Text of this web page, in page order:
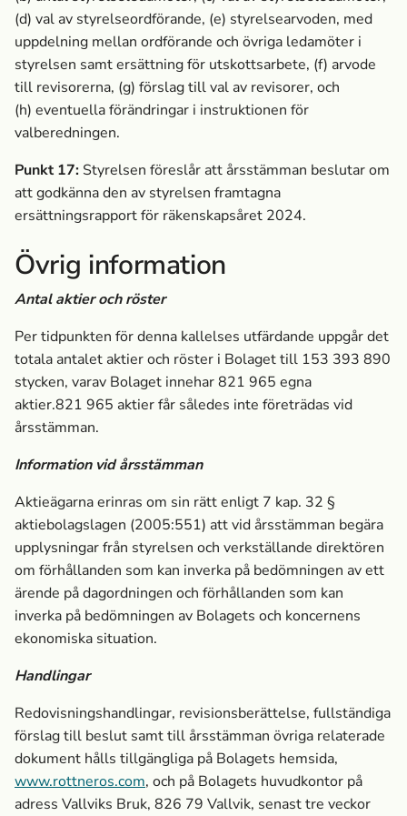
(d) val av styrelseordförande, (e) styrelsearvoden, med
uppdelning mellan ordförande och övriga ledamöter i
styrelsen samt ersättning för utskottsarbete, (f) arvode
till revisorerna, (g) förslag till val av revisorer, och
(h) eventuella förändringar i instruktionen för
valberedningen.
Punkt 17: Styrelsen föreslår att årsstämman beslutar om
att godkänna den av styrelsen framtagna
ersättningsrapport för räkenskapsåret 2024.
Övrig information
Antal aktier och röster
Per tidpunkten för denna kallelses utfärdande uppgår det
totala antalet aktier och röster i Bolaget till 153 393 890
stycken, varav Bolaget innehar 821 965 egna
aktier.821 965 aktier får således inte företrädas vid
årsstämman.
Information vid årsstämman
Aktieägarna erinras om sin rätt enligt 7 kap. 32 §
aktiebolagslagen (2005:551) att vid årsstämman begära
upplysningar från styrelsen och verkställande direktören
om förhållanden som kan inverka på bedömningen av ett
ärende på dagordningen och förhållanden som kan
inverka på bedömningen av Bolagets och koncernens
ekonomiska situation.
Handlingar
Redovisningshandlingar, revisionsberättelse, fullständiga
förslag till beslut samt till årsstämman övriga relaterade
dokument hålls tillgängliga på Bolagets hemsida,
www.rottneros.com, och på Bolagets huvudkontor på
adress Vallviks Bruk, 826 79 Vallvik, senast tre veckor